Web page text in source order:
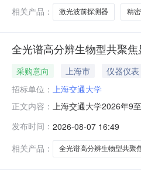
相关产品：
激光波前探测器 精
全光谱高分辨生物型共聚
采购意向 上海市 仪器仪表
招标单位： 上海交通大学
正文内容： 上海交通大学2026年9
生物型共聚焦显微镜预
发布时间： 2026-08-07 16:49
相关产品：
全光谱高分辨生物型共聚